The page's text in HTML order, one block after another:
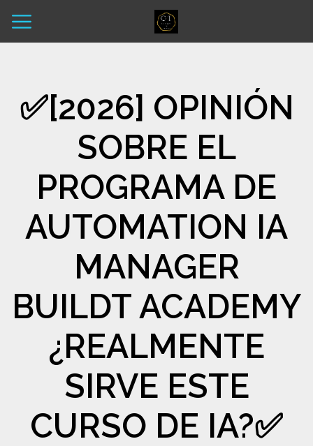
✅​[2026] OPINIÓN
SOBRE EL
PROGRAMA DE
AUTOMATION IA
MANAGER
BUILDT ACADEMY
¿REALMENTE
SIRVE ESTE
CURSO DE IA?✅​